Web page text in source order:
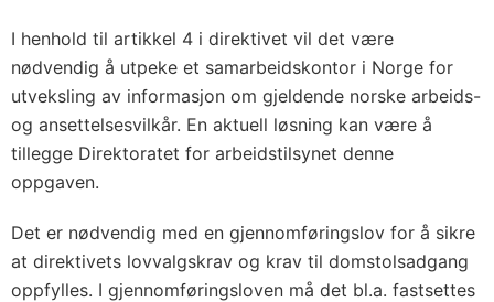
I henhold til artikkel 4 i direktivet vil det være
nødvendig å utpeke et samarbeidskontor i Norge for
utveksling av informasjon om gjeldende norske arbeids-
og ansettelsesvilkår. En aktuell løsning kan være å
tillegge Direktoratet for arbeidstilsynet denne
oppgaven.
Det er nødvendig med en gjennomføringslov for å sikre
at direktivets lovvalgskrav og krav til domstolsadgang
oppfylles. I gjennomføringsloven må det bl.a. fastsettes